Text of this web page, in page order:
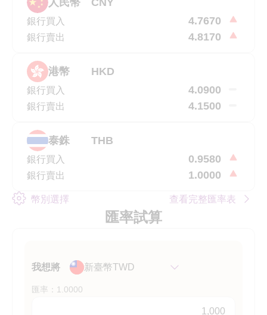
銀行買入 4.7670
銀行賣出 4.8170
港幣 HKD
銀行買入 4.0900
銀行賣出 4.1500
泰銖 THB
銀行買入 0.9580
銀行賣出 1.0000
幣別選擇 查看完整匯率表
匯率試算
我想將 新臺幣TWD
匯率：1.0000